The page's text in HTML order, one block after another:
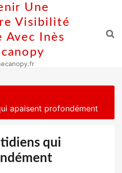
Une
Visibilité
Avec Inès
apaisent profondément
qui